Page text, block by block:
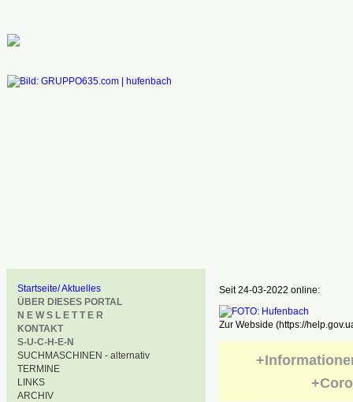
Startseite/ Aktuelles
ÜBER DIESES PORTAL
N E W S L E T T E R
KONTAKT
S-U-C-H-E-N
SUCHMASCHINEN - alternativ
TERMINE
LINKS
ARCHIV
Seit 24-03-2022 online:
Zur Webside (https://